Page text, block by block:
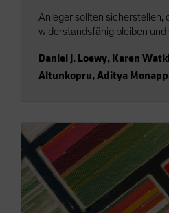
Anleger sollten sicherstellen,
widerstandsfähig bleiben und
Daniel J. Loewy, Karen
Altunkopru,Aditya